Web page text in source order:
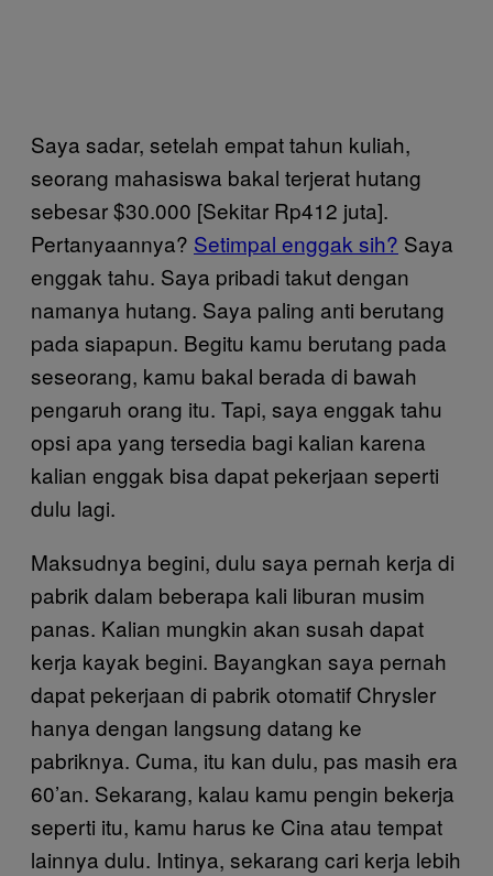
Saya sadar, setelah empat tahun kuliah,
seorang mahasiswa bakal terjerat hutang
sebesar $30.000 [Sekitar Rp412 juta].
Pertanyaannya? Setimpal enggak sih? Saya
enggak tahu. Saya pribadi takut dengan
namanya hutang. Saya paling anti berutang
pada siapapun. Begitu kamu berutang pada
seseorang, kamu bakal berada di bawah
pengaruh orang itu. Tapi, saya enggak tahu
opsi apa yang tersedia bagi kalian karena
kalian enggak bisa dapat pekerjaan seperti
dulu lagi.
Maksudnya begini, dulu saya pernah kerja di
pabrik dalam beberapa kali liburan musim
panas. Kalian mungkin akan susah dapat
kerja kayak begini. Bayangkan saya pernah
dapat pekerjaan di pabrik otomatif Chrysler
hanya dengan langsung datang ke
pabriknya. Cuma, itu kan dulu, pas masih era
60’an. Sekarang, kalau kamu pengin bekerja
seperti itu, kamu harus ke Cina atau tempat
lainnya dulu. Intinya, sekarang cari kerja lebih